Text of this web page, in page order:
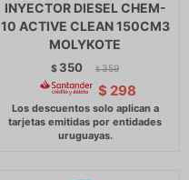
INYECTOR DIESEL CHEM-
10 ACTIVE CLEAN 150CM3
MOLYKOTE
$ 350 $ 359
$ 298